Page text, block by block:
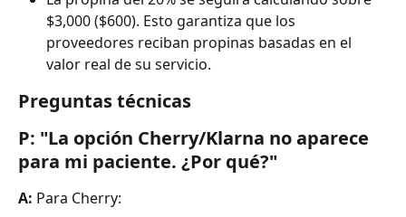
$3,000 ($600). Esto garantiza que los
proveedores reciban propinas basadas en el
valor real de su servicio.
Preguntas técnicas
P: "La opción Cherry/Klarna no aparece
para mi paciente. ¿Por qué?"
A: Para Cherry: